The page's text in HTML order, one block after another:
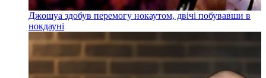
Джошуа здобув перемогу нокаутом, двічі побувавши в
нокдауні